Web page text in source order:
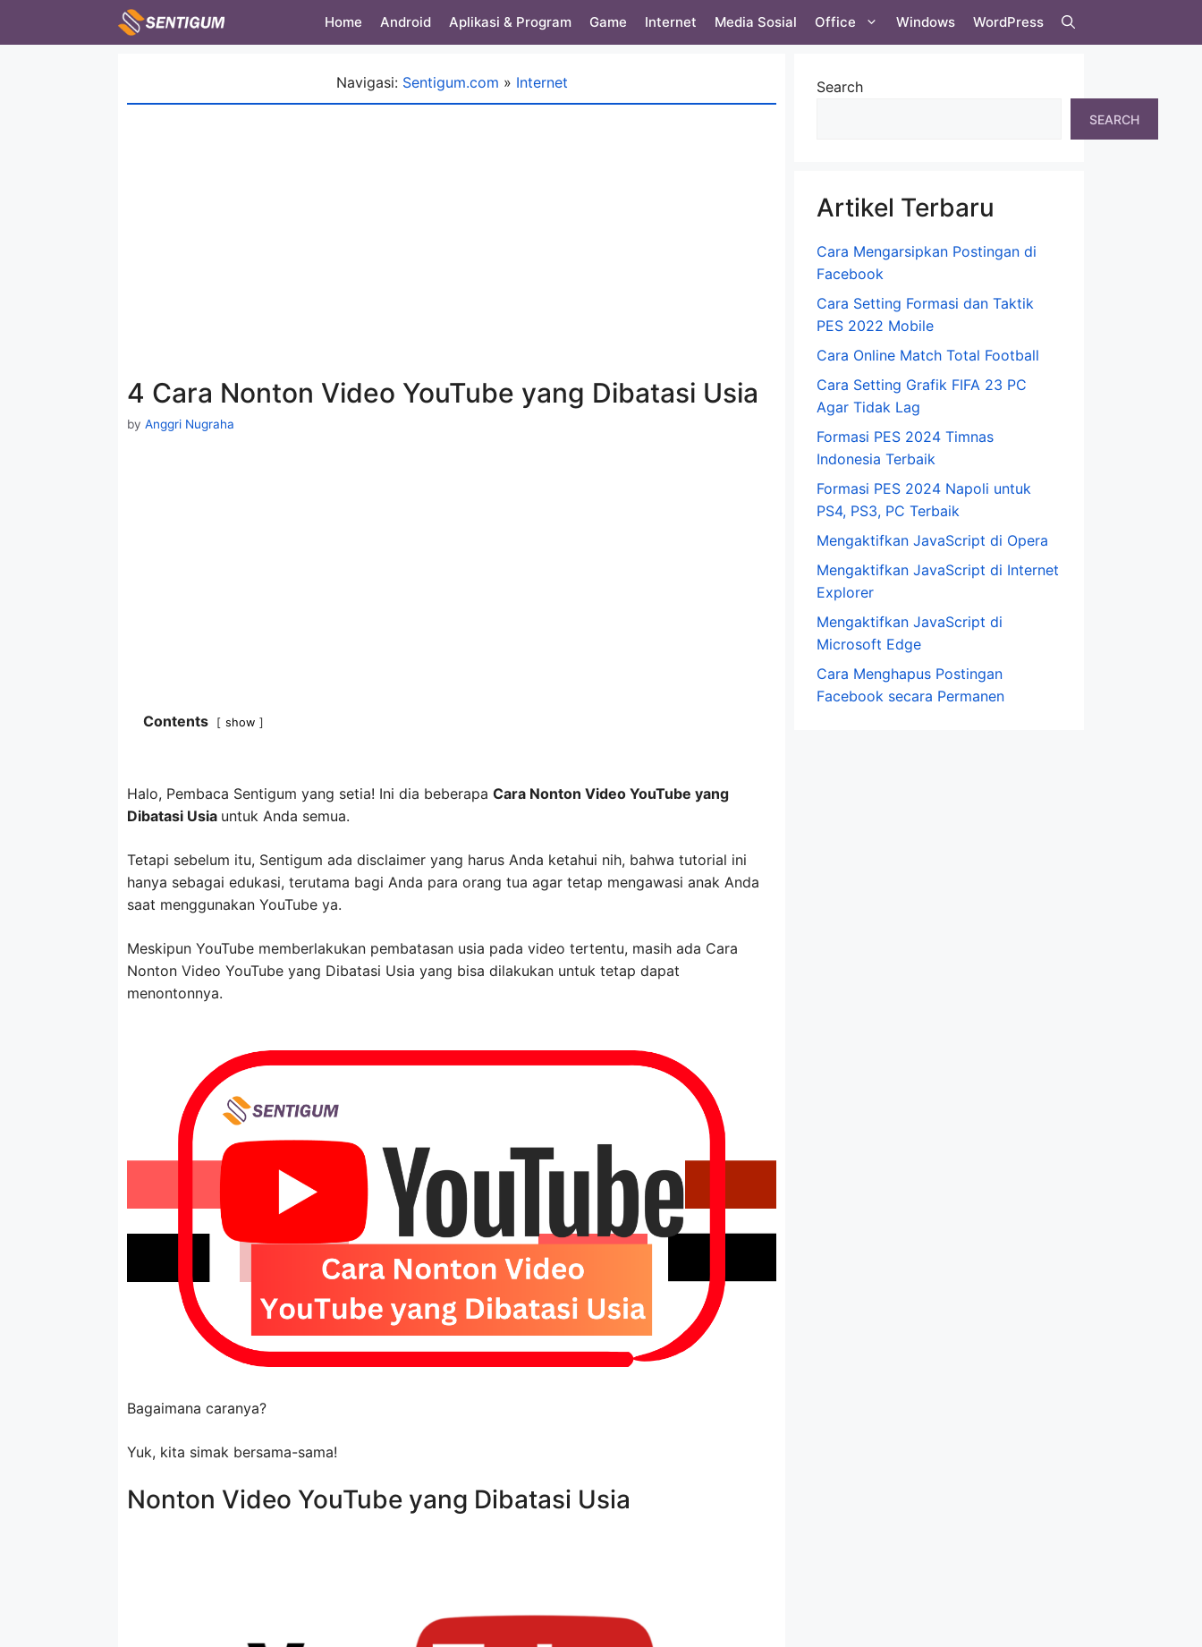
Home Android Aplikasi & Program Game Internet Media Sosial Office Windows WordPress
Navigasi: Sentigum.com » Internet
4 Cara Nonton Video YouTube yang Dibatasi Usia
by Anggri Nugraha
Contents show
Halo, Pembaca Sentigum yang setia! Ini dia beberapa Cara Nonton Video YouTube yang
Dibatasi Usia untuk Anda semua.
Tetapi sebelum itu, Sentigum ada disclaimer yang harus Anda ketahui nih, bahwa tutorial ini
hanya sebagai edukasi, terutama bagi Anda para orang tua agar tetap mengawasi anak Anda
saat menggunakan YouTube ya.
Meskipun YouTube memberlakukan pembatasan usia pada video tertentu, masih ada Cara
Nonton Video YouTube yang Dibatasi Usia yang bisa dilakukan untuk tetap dapat
menontonnya.
Bagaimana caranya?
Yuk, kita simak bersama-sama!
Nonton Video YouTube yang Dibatasi Usia
Search
SEARCH
Artikel Terbaru
Cara Mengarsipkan Postingan di
Facebook
Cara Setting Formasi dan Taktik
PES 2022 Mobile
Cara Online Match Total Football
Cara Setting Grafik FIFA 23 PC
Agar Tidak Lag
Formasi PES 2024 Timnas
Indonesia Terbaik
Formasi PES 2024 Napoli untuk
PS4, PS3, PC Terbaik
Mengaktifkan JavaScript di Opera
Mengaktifkan JavaScript di Internet
Explorer
Mengaktifkan JavaScript di
Microsoft Edge
Cara Menghapus Postingan
Facebook secara Permanen